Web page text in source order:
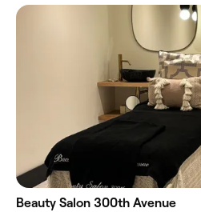
Beauty Salon 300th Avenue